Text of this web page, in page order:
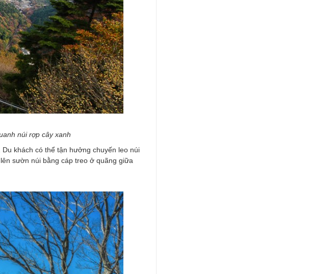
núi rợp cây xanh
khách có thể tận hưởng chuyến leo núi
sườn núi bằng cáp treo ở quãng giữa